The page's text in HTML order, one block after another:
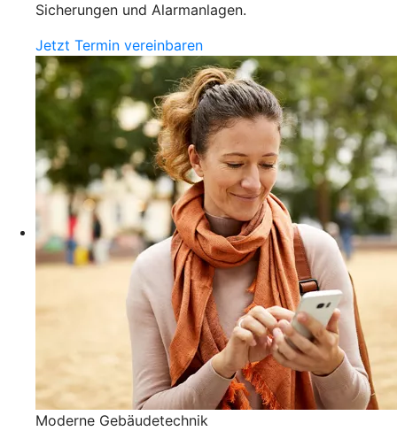
Sicherungen und Alarmanlagen.
Jetzt Termin vereinbaren
Moderne Gebäudetechnik